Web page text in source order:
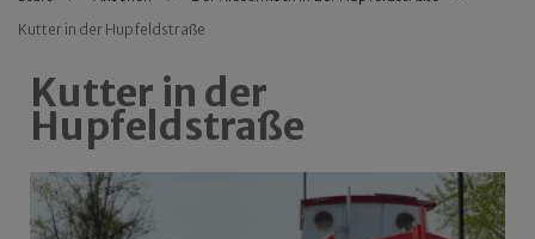
Kutter in der Hupfeldstraße
Kutter in der
Hupfeldstraße